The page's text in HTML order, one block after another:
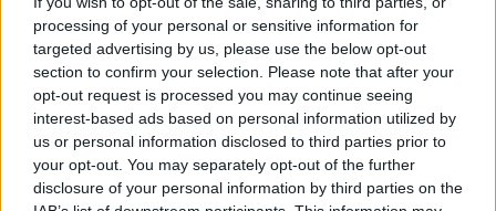
processing of your personal or sensitive information for
targeted advertising by us, please use the below opt-out
section to confirm your selection. Please note that after your
opt-out request is processed you may continue seeing
interest-based ads based on personal information utilized by
us or personal information disclosed to third parties prior to
your opt-out. You may separately opt-out of the further
disclosure of your personal information by third parties on the
αποκαλύπτει κάτι βαθύτερο: ότι ο Αλέξης Τσίπρας
ενδέχεται να έχει ξεμείνει από εφεδρείες. Όταν η
ανασύνθεση ενός χώρου περνά μέσα από την
επαναφορά προσώπων που ο ίδιος έχει απορρίψει
και εκθέσει δημόσια -και μάλιστα περισσότερες από
μία φορές- τότε το πρόβλημα δεν είναι
επικοινωνιακό. Είναι δομικό.